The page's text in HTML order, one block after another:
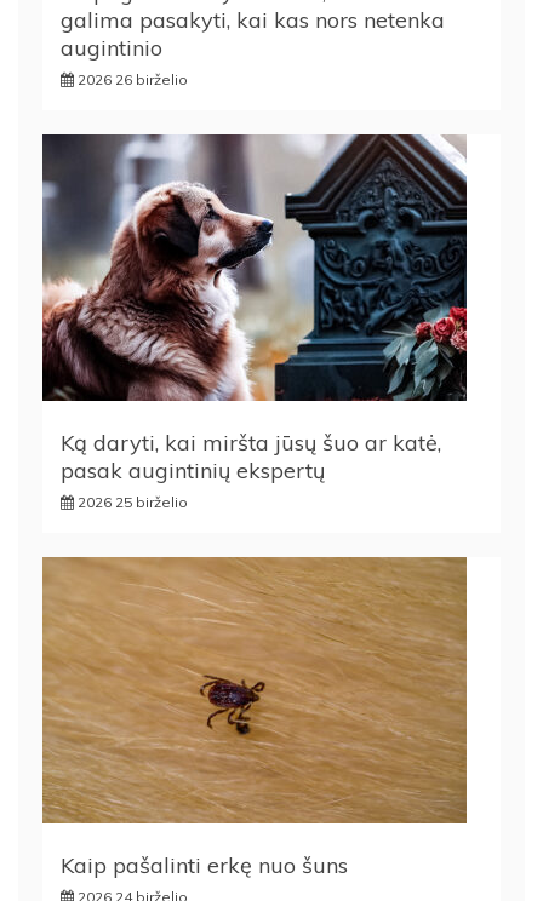
galima pasakyti, kai kas nors netenka
augintinio
2026 26 birželio
Ką daryti, kai miršta jūsų šuo ar katė,
pasak augintinių ekspertų
2026 25 birželio
Kaip pašalinti erkę nuo šuns
2026 24 birželio